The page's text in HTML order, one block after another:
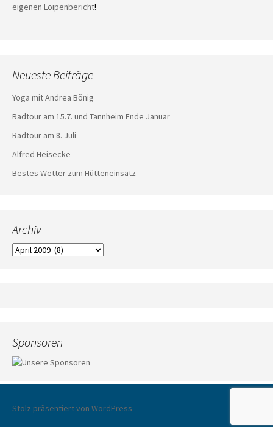
eigenen Loipenbericht!
Neueste Beiträge
Yoga mit Andrea Bönig
Radtour am 15.7. und Tannheim Ende Januar
Radtour am 8. Juli
Alfred Heisecke
Bestes Wetter zum Hütteneinsatz
Archiv
Archiv
Sponsoren
Stolz präsentiert von WordPress